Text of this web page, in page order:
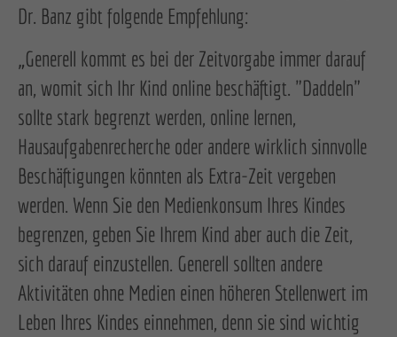
Dr. Banz gibt folgende Empfehlung:
„Generell kommt es bei der Zeitvorgabe immer darauf
an, womit sich Ihr Kind online beschäftigt. "Daddeln"
sollte stark begrenzt werden, online lernen,
Hausaufgabenrecherche oder andere wirklich sinnvolle
Beschäftigungen könnten als Extra-Zeit vergeben
werden. Wenn Sie den Medienkonsum Ihres Kindes
begrenzen, geben Sie Ihrem Kind aber auch die Zeit,
sich darauf einzustellen. Generell sollten andere
Aktivitäten ohne Medien einen höheren Stellenwert im
Leben Ihres Kindes einnehmen, denn sie sind wichtig